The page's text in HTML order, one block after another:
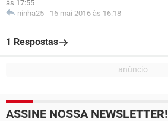
às 17:55
ninha25 - 16 mai 2016 às 16:18
1 Respostas
ASSINE NOSSA NEWSLETTER!